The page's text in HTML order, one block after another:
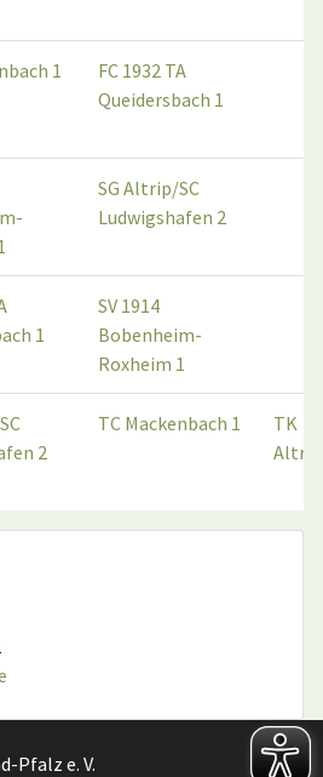
1
FC 1932 TA
Queidersbach 1
SG Altrip/SC
Ludwigshafen 2
1
SV 1914
Bobenheim-
Roxheim 1
2
TC Mackenbach 1
TK
Altrip
Pfalz e. V.